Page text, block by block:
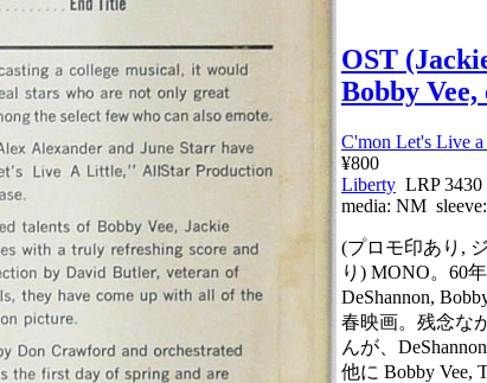
OST
Bobby Vee,
C'mon Let's Live
¥800
Liberty LRP
media: NM
(プロモ印あり,
り) MONO。60
DeShannon,
春映画。残念な
んが、
他に Bobby Vee,